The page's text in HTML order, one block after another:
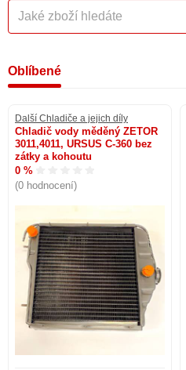
Oblíbené
Další Chladiče a jejich díly
Chladič vody měděný ZETOR
3011,4011, URSUS C-360 bez
zátky a kohoutu
0 %
(0 hodnocení)